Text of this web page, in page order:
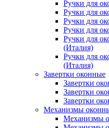
Ручки для
Ручки для
Ручки для
Ручки для
Ручки для
(Италия)
Ручки для
(Италия)
Завертки оконные
Завертки
Завертки
Завертки
Механизмы
Механизмы